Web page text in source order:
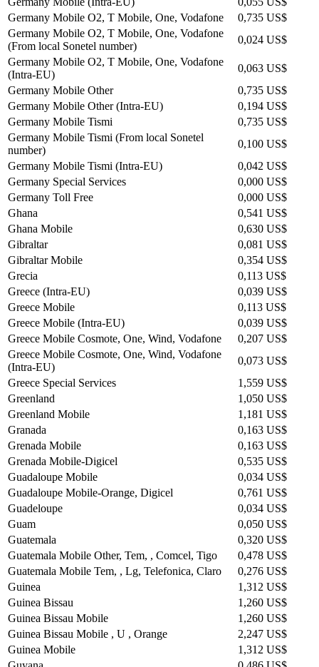
Germany Mobile O2, T Mobile, One, Vodafone
0,735 US$
Germany Mobile O2, T Mobile, One, Vodafone
(From local Sonetel number)
0,024 US$
Germany Mobile O2, T Mobile, One, Vodafone
(Intra-EU)
0,063 US$
Germany Mobile Other
0,735 US$
Germany Mobile Other (Intra-EU)
0,194 US$
Germany Mobile Tismi
0,735 US$
Germany Mobile Tismi (From local Sonetel
number)
0,100 US$
Germany Mobile Tismi (Intra-EU)
0,042 US$
Germany Special Services
0,000 US$
Germany Toll Free
0,000 US$
Ghana
0,541 US$
Ghana Mobile
0,630 US$
Gibraltar
0,081 US$
Gibraltar Mobile
0,354 US$
Grecia
0,113 US$
Greece (Intra-EU)
0,039 US$
Greece Mobile
0,113 US$
Greece Mobile (Intra-EU)
0,039 US$
Greece Mobile Cosmote, One, Wind, Vodafone
0,207 US$
Greece Mobile Cosmote, One, Wind, Vodafone
(Intra-EU)
0,073 US$
Greece Special Services
1,559 US$
Greenland
1,050 US$
Greenland Mobile
1,181 US$
Granada
0,163 US$
Grenada Mobile
0,163 US$
Grenada Mobile-Digicel
0,535 US$
Guadaloupe Mobile
0,034 US$
Guadaloupe Mobile-Orange, Digicel
0,761 US$
Guadeloupe
0,034 US$
Guam
0,050 US$
Guatemala
0,320 US$
Guatemala Mobile Other, Tem, , Comcel, Tigo
0,478 US$
Guatemala Mobile Tem, , Lg, Telefonica, Claro
0,276 US$
Guinea
1,312 US$
Guinea Bissau
1,260 US$
Guinea Bissau Mobile
1,260 US$
Guinea Bissau Mobile , U , Orange
2,247 US$
Guinea Mobile
1,312 US$